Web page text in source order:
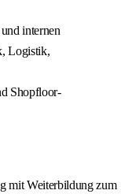
internen
Logistik,
Shopfloor-
mit Weiterbildung zum